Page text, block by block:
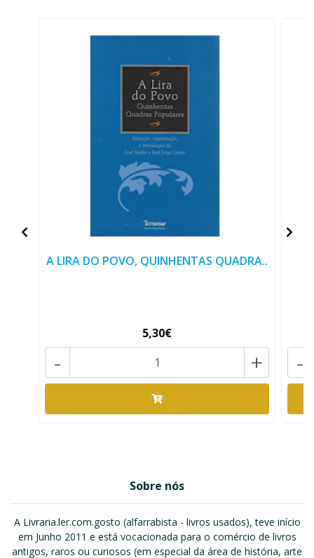
A LIRA DO POVO, QUINHENTAS QUADRA..
5,30€
+
- -
Sobre nós
A Livraria.ler.com.gosto (alfarrabista - livros usados), teve início
em Junho 2011 e está vocacionada para o comércio de livros
antigos, raros ou curiosos (em especial da área de história, arte